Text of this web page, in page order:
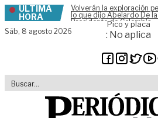
Skip to content
ÚLTIMA
HORA
Volverán la exploración
lo que dijo Abelardo De
Presidente de Colombia
Sáb, 8 agosto 2026
Pico y placa
: No aplica